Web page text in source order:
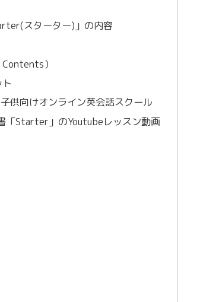
スターター)」の内容
）
供向けオンライン英会話スクール
「Starter」のYoutubeレッスン動画